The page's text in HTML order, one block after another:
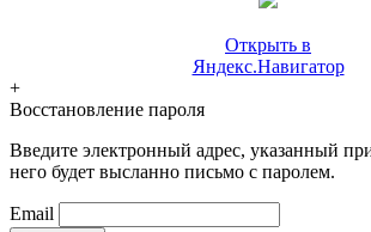
Открыть в
Яндекс.Навигатор
+
Восстановление пароля
Введите электронный адрес, указанный
него будет высланно письмо с паролем.
Email